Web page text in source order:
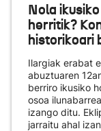
Nola
herritik?
historikoari
Ilargiak erabat
abuztuaren
berriro ikusiko
osoa
izango ditu.
jarraitu ahal